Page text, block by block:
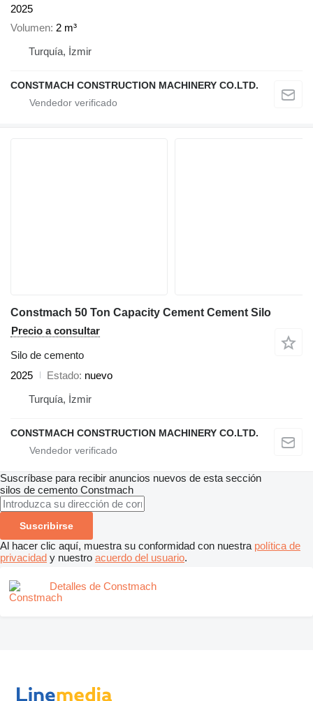
2025
Volumen 2 m³
Turquía, İzmir
CONSTMACH CONSTRUCTION MACHINERY CO.LTD.
Constmach 50 Ton Capacity Cement Cement Silo
Precio a consultar
Silo de cemento
2025
Estado nuevo
Turquía, İzmir
CONSTMACH CONSTRUCTION MACHINERY CO.LTD.
Suscríbase para recibir anuncios nuevos de esta sección
silos de cemento Constmach
Suscribirse
Al hacer clic aquí, muestra su conformidad con nuestra política de
privacidad y nuestro acuerdo del usuario.
Detalles de Constmach